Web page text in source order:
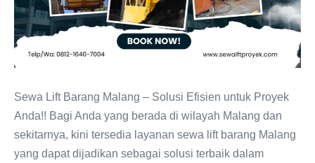
Sewa Lift Barang Malang – Solusi Efisien untuk Proyek
Anda!! Bagi Anda yang berada di wilayah Malang dan
sekitarnya, kini tersedia layanan sewa lift barang Malang
yang dapat dijadikan sebagai solusi terbaik dalam